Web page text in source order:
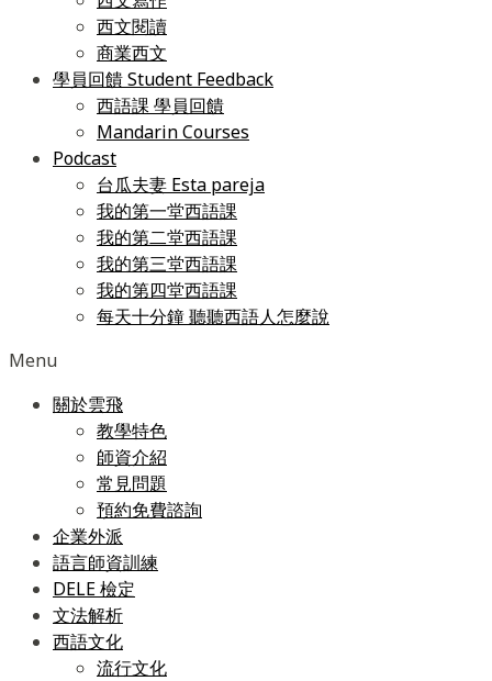
西文閱讀
商業西文
學員回饋 Student Feedback
西語課 學員回饋
Mandarin Courses
Podcast
台瓜夫妻 Esta pareja
我的第一堂西語課
我的第二堂西語課
我的第三堂西語課
我的第四堂西語課
每天十分鐘 聽聽西語人怎麼說
Menu
關於雲飛
教學特色
師資介紹
常見問題
預約免費諮詢
企業外派
語言師資訓練
DELE 檢定
文法解析
西語文化
流行文化